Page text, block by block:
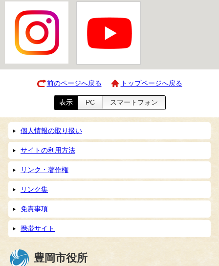
前のページへ戻る トップページへ戻る
表示 PC スマートフォン
個人情報の取り扱い
サイトの利用方法
リンク・著作権
リンク集
免責事項
携帯サイト
豊岡市役所